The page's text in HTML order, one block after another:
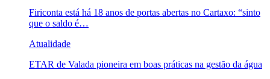
Firiconta está há 18 anos de portas abertas no Cartaxo: “sinto
que o saldo é…
Atualidade
ETAR de Valada pioneira em boas práticas na gestão da água